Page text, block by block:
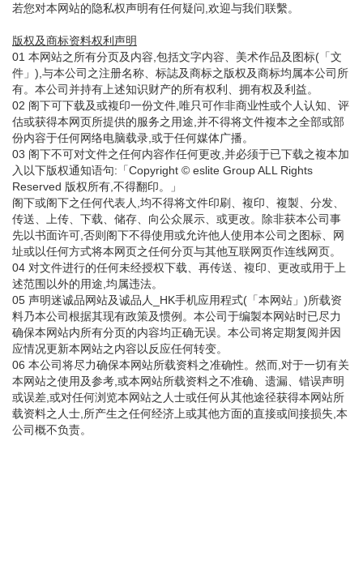
若您对本网站的隐私权声明有任何疑问,欢迎与我们联繫。
版权及商标资料权利声明
01 本网站之所有分页及内容,包括文字内容、美术作品及图标(「文
件」),与本公司之注册名称、标誌及商标之版权及商标均属本公司所
有。本公司并持有上述知识财产的所有权利、拥有权及利益。
02 阁下可下载及或複印一份文件,唯只可作非商业性或个人认知、评
估或获得本网页所提供的服务之用途,并不得将文件複本之全部或部
份内容于任何网络电脑载录,或于任何媒体广播。
03 阁下不可对文件之任何内容作任何更改,并必须于已下载之複本加
入以下版权通知语句:「Copyright © eslite Group ALL Rights
Reserved 版权所有,不得翻印。」
阁下或阁下之任何代表人,均不得将文件印刷、複印、複製、分发、
传送、上传、下载、储存、向公众展示、或更改。除非获本公司事
先以书面许可,否则阁下不得使用或允许他人使用本公司之图标、网
址或以任何方式将本网页之任何分页与其他互联网页作连线网页。
04 对文件进行的任何未经授权下载、再传送、複印、更改或用于上
述范围以外的用途,均属违法。
05 声明迷诚品网站及诚品人_HK手机应用程式(「本网站」)所载资
料乃本公司根据其现有政策及惯例。本公司于编製本网站时已尽力
确保本网站内所有分页的内容均正确无误。本公司将定期复阅并因
应情况更新本网站之内容以反应任何转变。
06 本公司将尽力确保本网站所载资料之准确性。然而,对于一切有关
本网站之使用及参考,或本网站所载资料之不准确、遗漏、错误声明
或误差,或对任何浏览本网站之人士或任何从其他途径获得本网站所
载资料之人士,所产生之任何经济上或其他方面的直接或间接损失,本
公司概不负责。